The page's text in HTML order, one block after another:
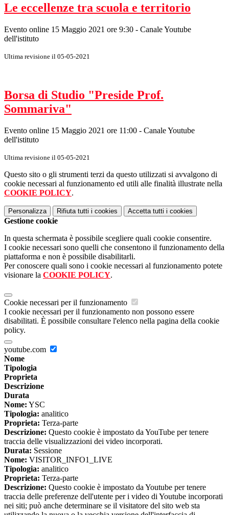
Le eccellenze tra scuola e territorio
Evento online 15 Maggio 2021 ore 9:30 - Canale Youtube
dell'istituto
Ultima revisione il 05-05-2021
Borsa di Studio "Preside Prof.
Sommariva"
Evento online 15 Maggio 2021 ore 11:00 - Canale Youtube
dell'istituto
Ultima revisione il 05-05-2021
Questo sito o gli strumenti terzi da questo utilizzati si avvalgono di
cookie necessari al funzionamento ed utili alle finalità illustrate nella
COOKIE POLICY.
Personalizza Rifiuta tutti i cookies Accetta tutti i cookies
Gestione cookie
In questa schermata è possibile scegliere quali cookie consentire.
I cookie necessari sono quelli che consentono il funzionamento della
piattaforma e non è possibile disabilitarli.
Per conoscere quali sono i cookie necessari al funzionamento potete
visionare la COOKIE POLICY.
Cookie necessari per il funzionamento
I cookie necessari per il funzionamento non possono essere
disabilitati. È possibile consultare l'elenco nella pagina della cookie
policy.
youtube.com
Nome
Tipologia
Proprieta
Descrizione
Durata
Nome: YSC
Tipologia: analitico
Proprieta: Terza-parte
Descrizione: Questo cookie è impostato da YouTube per tenere
traccia delle visualizzazioni dei video incorporati.
Durata: Sessione
Nome: VISITOR_INFO1_LIVE
Tipologia: analitico
Proprieta: Terza-parte
Descrizione: Questo cookie è impostato da Youtube per tenere
traccia delle preferenze dell'utente per i video di Youtube incorporati
nei siti; può anche determinare se il visitatore del sito web sta